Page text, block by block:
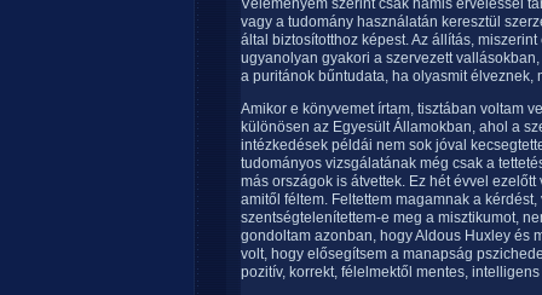
Véleményem szerint csak hamis érveléssel
vagy a tudomány használatán keresztül
által biztosítotthoz képest. Az állítás,
ugyanolyan gyakori a szervezett
a puritánok bűntudata, ha olyasmit élveznek,
Amikor e könyvemet írtam, tisztában voltam
különösen az Egyesült Államokban, ahol a
intézkedések példái nem sok jóval
tudományos vizsgálatának még csak a
más országok is átvettek. Ez hét évvel
amitől féltem. Feltettem magamnak a
szentségtelenítettem-e meg a misztikumot,
gondoltam azonban, hogy Aldous Huxley és
volt, hogy elősegítsem a manapság
pozitív, korrekt, félelmektől mentes,